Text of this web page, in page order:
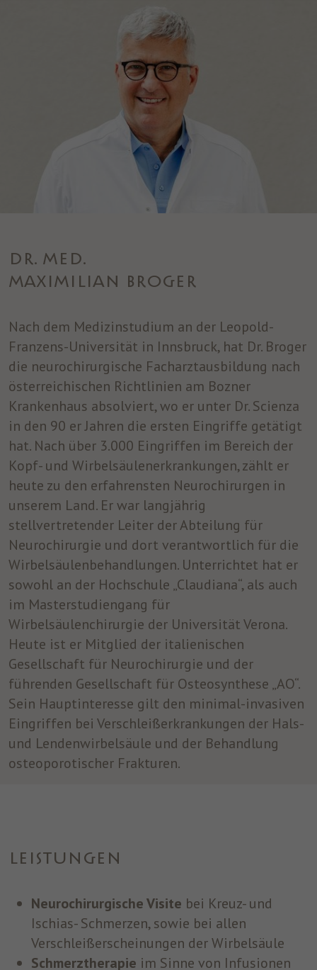
DR. MED.
MAXIMILIAN BROGER
Nach dem Medizinstudium an der Leopold-
Franzens-Universität in Innsbruck, hat Dr. Broger
die neurochirurgische Facharztausbildung nach
österreichischen Richtlinien am Bozner
Krankenhaus absolviert, wo er unter Dr. Scienza
in den 90 er Jahren die ersten Eingriffe getätigt
hat. Nach über 3.000 Eingriffen im Bereich der
Kopf- und Wirbelsäulenerkrankungen, zählt er
heute zu den erfahrensten Neurochirurgen in
unserem Land. Er war langjährig
stellvertretender Leiter der Abteilung für
Neurochirurgie und dort verantwortlich für die
Wirbelsäulenbehandlungen. Unterrichtet hat er
sowohl an der Hochschule „Claudiana“, als auch
im Masterstudiengang für
Wirbelsäulenchirurgie der Universität Verona.
Heute ist er Mitglied der italienischen
Gesellschaft für Neurochirurgie und der
führenden Gesellschaft für Osteosynthese „AO“.
Sein Hauptinteresse gilt den minimal-invasiven
Eingriffen bei Verschleißerkrankungen der Hals-
und Lendenwirbelsäule und der Behandlung
osteoporotischer Frakturen.
LEISTUNGEN
Neurochirurgische Visite bei Kreuz- und
Ischias- Schmerzen, sowie bei allen
Verschleißerscheinungen der Wirbelsäule
Schmerztherapie im Sinne von Infusionen